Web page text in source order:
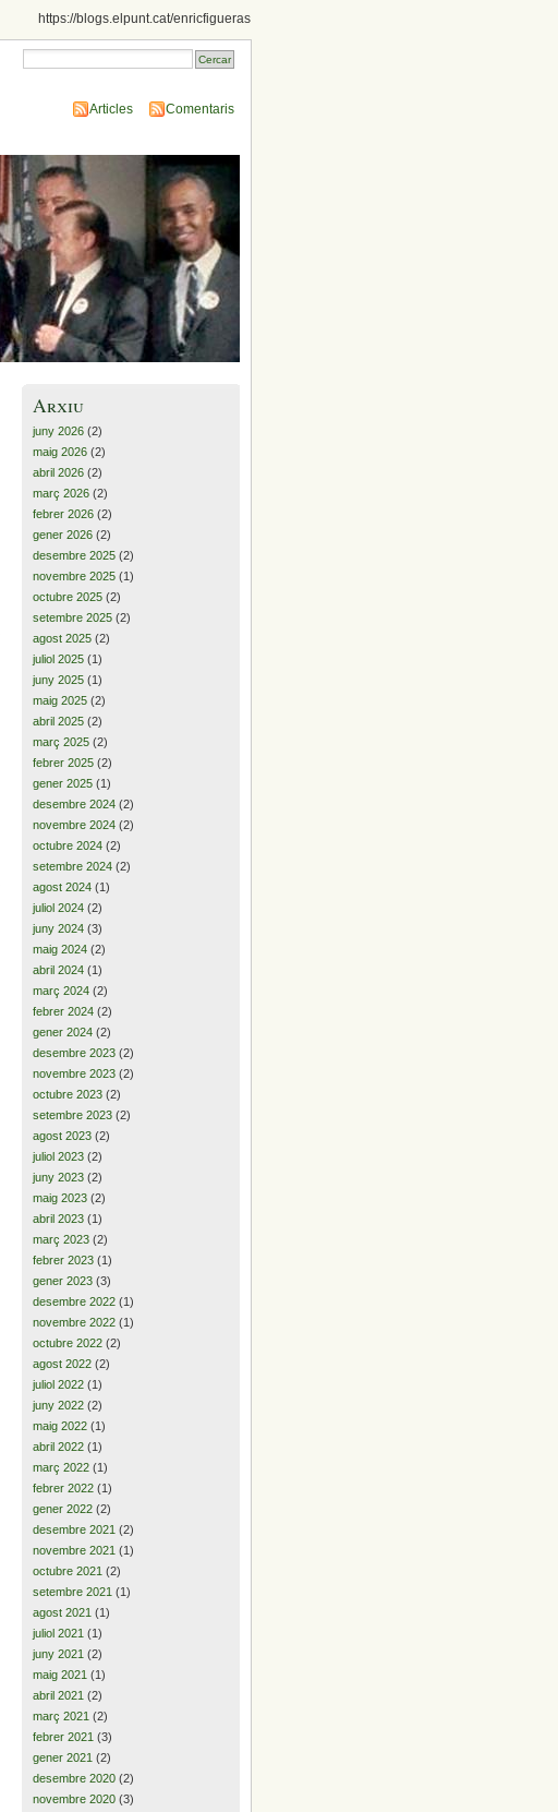
https://blogs.elpunt.cat/enricfigueras
Articles Comentaris
Arxiu
juny 2026 (2)
maig 2026 (2)
abril 2026 (2)
març 2026 (2)
febrer 2026 (2)
gener 2026 (2)
desembre 2025 (2)
novembre 2025 (1)
octubre 2025 (2)
setembre 2025 (2)
agost 2025 (2)
juliol 2025 (1)
juny 2025 (1)
maig 2025 (2)
abril 2025 (2)
març 2025 (2)
febrer 2025 (2)
gener 2025 (1)
desembre 2024 (2)
novembre 2024 (2)
octubre 2024 (2)
setembre 2024 (2)
agost 2024 (1)
juliol 2024 (2)
juny 2024 (3)
maig 2024 (2)
abril 2024 (1)
març 2024 (2)
febrer 2024 (2)
gener 2024 (2)
desembre 2023 (2)
novembre 2023 (2)
octubre 2023 (2)
setembre 2023 (2)
agost 2023 (2)
juliol 2023 (2)
juny 2023 (2)
maig 2023 (2)
abril 2023 (1)
març 2023 (2)
febrer 2023 (1)
gener 2023 (3)
desembre 2022 (1)
novembre 2022 (1)
octubre 2022 (2)
agost 2022 (2)
juliol 2022 (1)
juny 2022 (2)
maig 2022 (1)
abril 2022 (1)
març 2022 (1)
febrer 2022 (1)
gener 2022 (2)
desembre 2021 (2)
novembre 2021 (1)
octubre 2021 (2)
setembre 2021 (1)
agost 2021 (1)
juliol 2021 (1)
juny 2021 (2)
maig 2021 (1)
abril 2021 (2)
març 2021 (2)
febrer 2021 (3)
gener 2021 (2)
desembre 2020 (2)
novembre 2020 (3)